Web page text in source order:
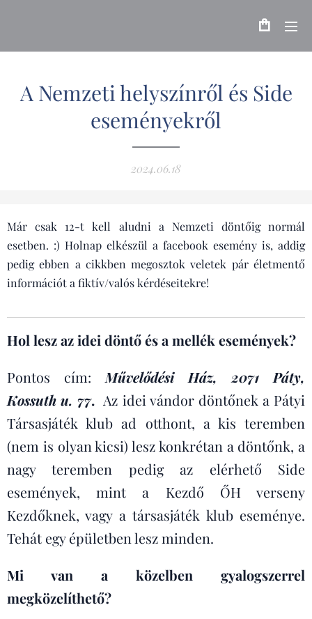
A Nemzeti helyszínről és Side
eseményekről
2024.06.18
Már csak 12-t kell aludni a Nemzeti döntőig normál
esetben. :) Holnap elkészül a facebook esemény is, addig
pedig ebben a cikkben megosztok veletek pár életmentő
információt a fiktív/valós kérdéseitekre!
Hol lesz az idei döntő és a mellék események?
Pontos cím: Művelődési Ház, 2071 Páty,
Kossuth u. 77. Az idei vándor döntőnek a Pátyi
Társasjáték klub ad otthont, a kis teremben
(nem is olyan kicsi) lesz konkrétan a döntőnk, a
nagy teremben pedig az elérhető Side
események, mint a Kezdő ŐH verseny
Kezdőknek, vagy a társasjáték klub eseménye.
Tehát egy épületben lesz minden.
Mi van a közelben gyalogszerrel
megközelíthető?